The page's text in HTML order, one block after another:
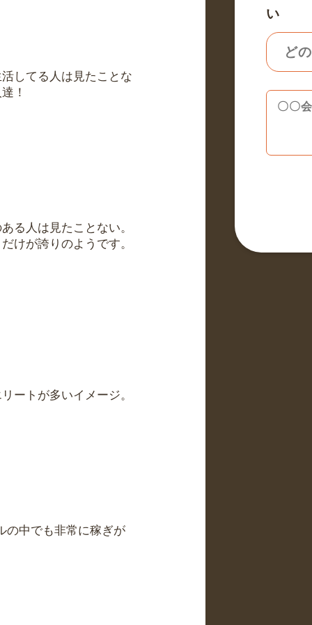
してる人は見たことな
！
る人は見たことない。
けが誇りのようです。
ートが多いイメージ。
の中でも非常に稼ぎが
い